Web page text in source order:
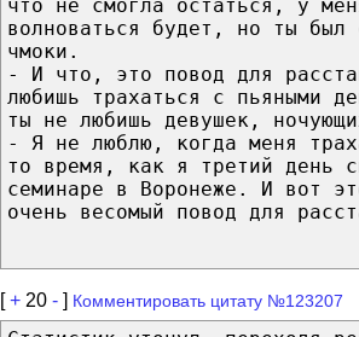
что не смогла остаться, у
волноваться будет, но ты был
чмоки.
- И что, это повод для
любишь трахаться с пьяными
ты не любишь девушек,
- Я не люблю, когда меня
то время, как я третий день
семинаре в Воронеже. И вот
очень весомый повод для
[+ 20 - ] Комментировать цитату №123207